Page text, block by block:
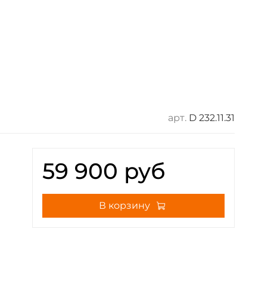
арт. D 232.11.31
59 900 руб
В корзину